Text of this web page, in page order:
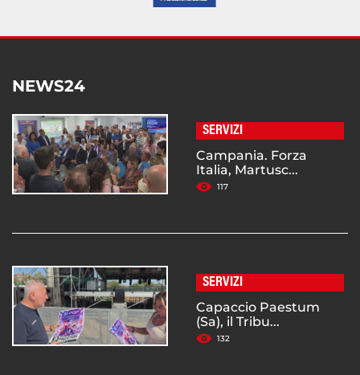
NEWS24
SERVIZI
Campania. Forza
Italia, Martusc...
117
SERVIZI
Capaccio Paestum
(Sa), il Tribu...
132